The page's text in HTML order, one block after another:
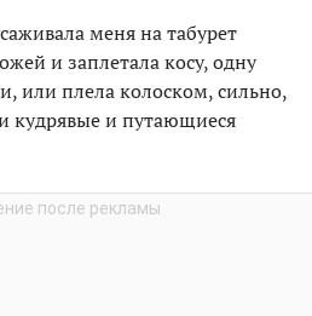
меня на табурет
и заплетала косу, одну
или плела колоском, сильно,
кудрявые и путающиеся